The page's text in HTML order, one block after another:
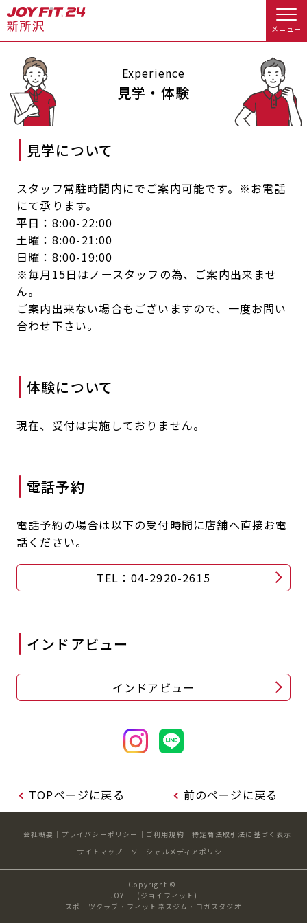
メニュー
店舗トップ
会員の方へトップ
会員様へのお知らせ スタジオプログラム情報
予約する
オプション料金
店舗情報・サービス
店舗へのお問い合わせ
入会のお手続きをする
入会するトップ
Appで入会手続き
入会を悩まれている方へトップ
キャンペーン
見学・体験
入会方法 よくあるご質問
JOYFIT総合トップ JOYFIT
JOYFIT+
Experience
見学・体験
見学について
スタッフ常駐時間内にでご案内可能です。※お電話
にて承ります。
平日：8:00-22:00
土曜：8:00-21:00
日曜：8:00-19:00
※毎月15日はノースタッフの為、ご案内出来ませ
ん。
ご案内出来ない場合もございますので、一度お問い
合わせ下さい。
体験について
現在、受付は実施しておりません。
電話予約
電話予約の場合は以下の受付時間に店舗へ直接お電
話ください。
TEL：04-2920-2615
インドアビュー
インドアビュー
TOPページに戻る 前のページに戻る
会社概要 プライバシーポリシー ご利用規約
特定商法取引法に基づく表示
サイトマップ
ソーシャルメディアポリシー
Copyright ©
JOYFIT(ジョイフィット)
スポーツクラブ・フィットネスジム・ヨガスタジオ